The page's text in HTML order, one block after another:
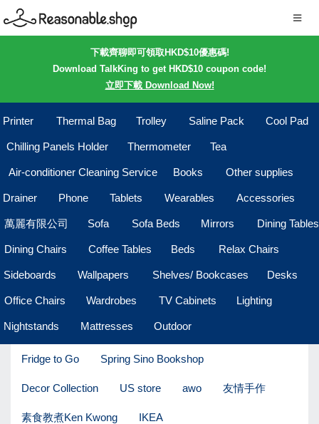
下載齊聊即可領取HKD$10優惠碼!
Download TalkKing to get HKD$10 coupon code!
立即下載 Download Now!
Printer Thermal Bag Trolley Saline Pack Cool Pad
Chilling Panels Holder Thermometer Tea
Air-conditioner Cleaning Service Books Other supplies
Drainer Phone Tablets Wearables Accessories
萬麗有限公司 Sofa Sofa Beds Mirrors Dining Tables
Dining Chairs Coffee Tables Beds Relax Chairs
Sideboards Wallpapers Shelves/ Bookcases Desks
Office Chairs Wardrobes TV Cabinets Lighting
Nightstands Mattresses Outdoor
Fridge to Go Spring Sino Bookshop
Decor Collection US store awo 友情手作
素食教煮Ken Kwong IKEA